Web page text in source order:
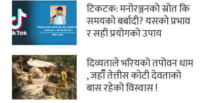
टिकटक: मनोरञ्जनको स्रोत कि
समयको बर्बादी? यसको प्रभाव
र सही प्रयोगको उपाय
दिव्यताले भरियको तपोवन धाम
, जहाँँ तेत्तीस कोटी देवताको
बास रहेको विस्वास !